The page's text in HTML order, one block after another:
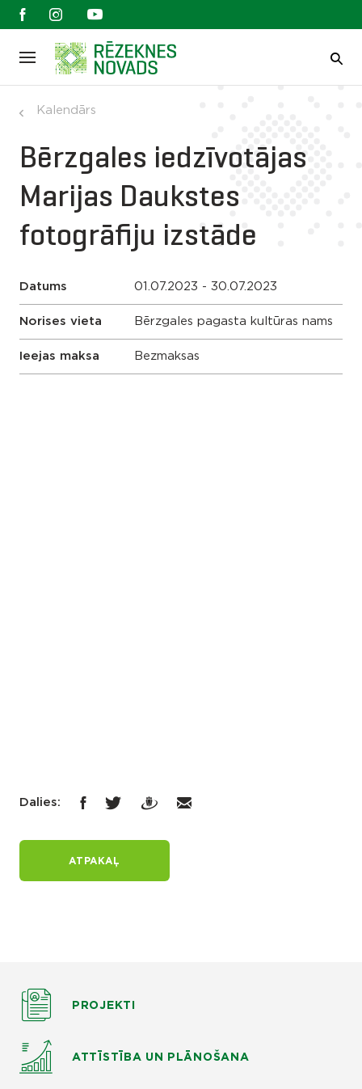
Kalendārs
Bērzgales iedzīvotājas
Marijas Daukstes
fotogrāfiju izstāde
Datums 01.07.2023 - 30.07.2023
Norises vieta Bērzgales pagasta kultūras nams
Ieejas maksa Bezmaksas
Dalies:
ATPAKAĻ
PROJEKTI
ATTĪSTĪBA UN PLĀNOŠANA